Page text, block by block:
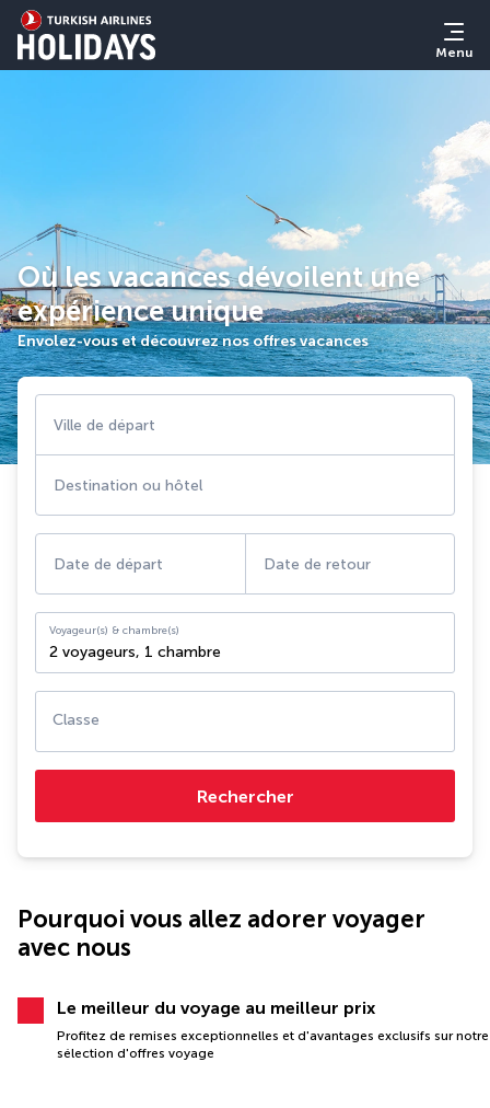
Menu
Où les vacances dévoilent une
expérience unique
Envolez-vous et découvrez nos offres vacances
Ville de départ
Destination ou hôtel
Date de départ Date de retour
Voyageur(s) & chambre(s)
2 voyageurs, 1 chambre
Classe
Rechercher
Pourquoi vous allez adorer voyager
avec nous
Le meilleur du voyage au meilleur prix
Profitez de remises exceptionnelles et d'avantages exclusifs sur notre
sélection d'offres voyage